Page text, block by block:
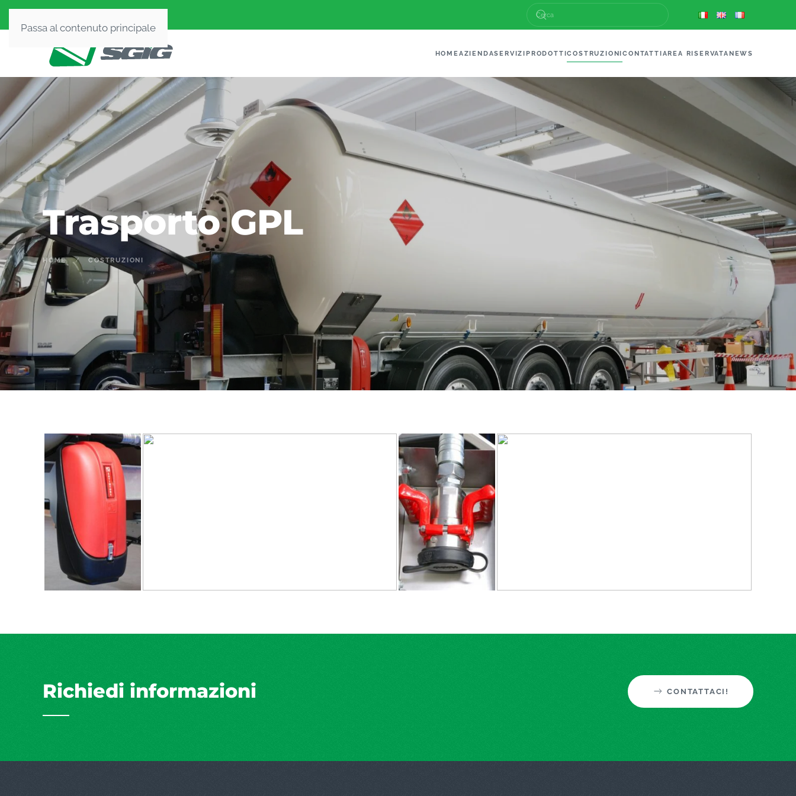
Passa al contenuto principale
HOME AZIENDASERVIZIPRODOTTICOSTRUZIONICONTATTIAREA RISERVATANEWS
Trasporto GPL
HOME COSTRUZIONI
Richiedi informazioni CONTATTACI!